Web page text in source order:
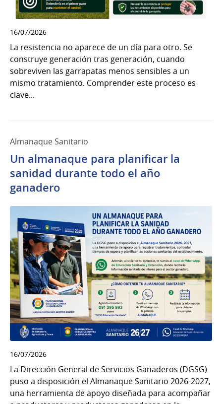
16/07/2026
La resistencia no aparece de un día para otro. Se
construye generación tras generación, cuando
sobreviven las garrapatas menos sensibles a un
mismo tratamiento. Comprender este proceso es
clave...
Almanaque Sanitario
Un almanaque para planificar la
sanidad durante todo el año
ganadero
16/07/2026
La Dirección General de Servicios Ganaderos (DGSG)
puso a disposición el Almanaque Sanitario 2026-2027,
una herramienta de apoyo diseñada para acompañar